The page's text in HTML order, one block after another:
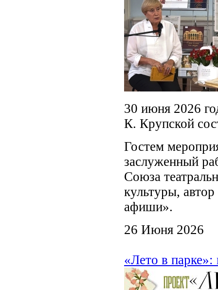
30 июня 2026
К. Крупской
Гостем
заслуженный
Союза
культуры,
афиши».
26 Июня 2026
«Лето в